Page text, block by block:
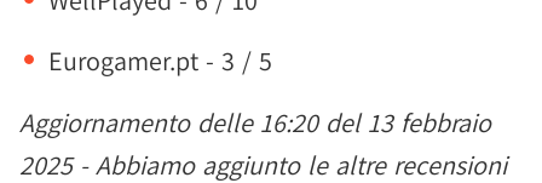
Eurogamer.pt - 3 / 5
Aggiornamento delle 16:20 del 13 febbraio
2025 - Abbiamo aggiunto le altre recensioni